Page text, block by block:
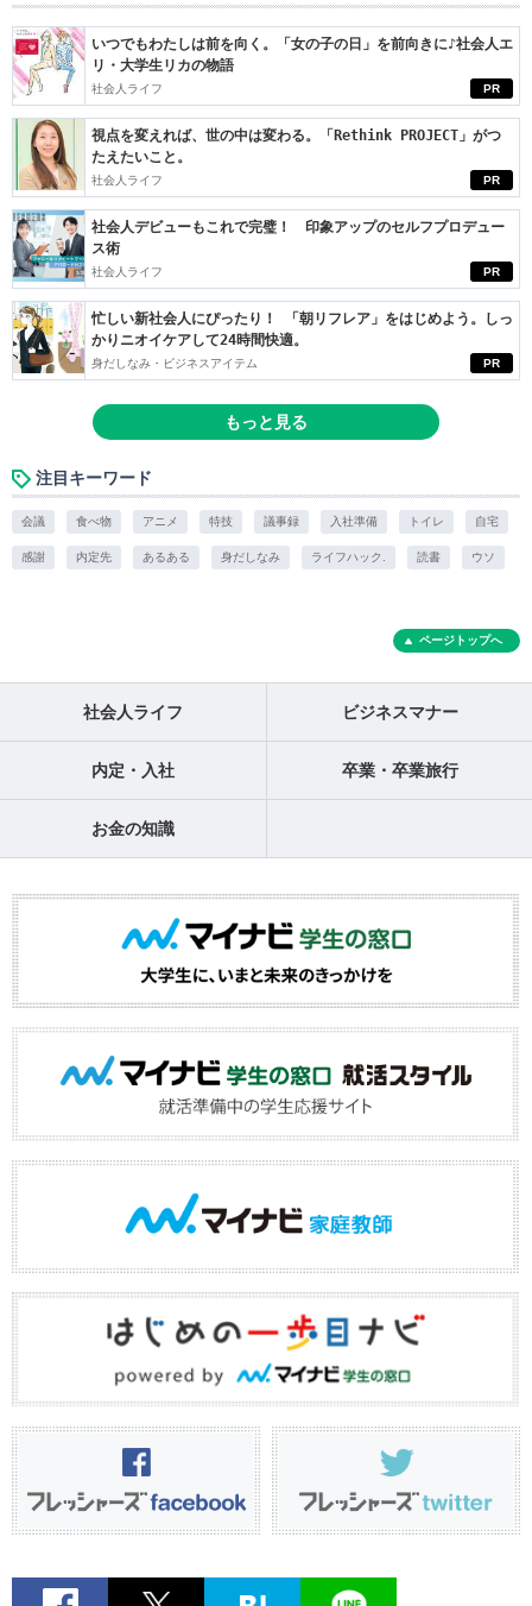
PR
いつでもわたしは前を向く。「女の子の日」を前向きに♪社会人エ
リ・大学生リカの物語
社会人ライフ
PR
視点を変えれば、世の中は変わる。「Rethink PROJECT」がつ
たえたいこと。
社会人ライフ
PR
社会人デビューもこれで完璧！ 印象アップのセルフプロデュー
ス術
社会人ライフ
PR
忙しい新社会人にぴったり！ 「朝リフレア」をはじめよう。しっ
かりニオイケアして24時間快適。
身だしなみ・ビジネスアイテム
もっと見る
注目キーワード
会議 食べ物 アニメ 特技 議事録 入社準備 トイレ 自宅
感謝 内定先 あるある 身だしなみ ライフハック. 読書 ウソ
ページトップへ
社会人ライフ ビジネスマナー
内定・入社 卒業・卒業旅行
お金の知識